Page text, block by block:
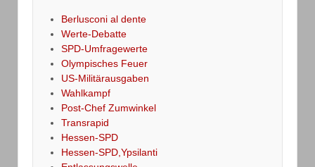
Berlusconi al dente
Werte-Debatte
SPD-Umfragewerte
Olympisches Feuer
US-Militärausgaben
Wahlkampf
Post-Chef Zumwinkel
Transrapid
Hessen-SPD
Hessen-SPD,Ypsilanti